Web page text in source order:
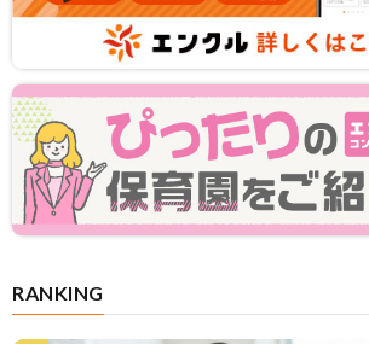
RANKING